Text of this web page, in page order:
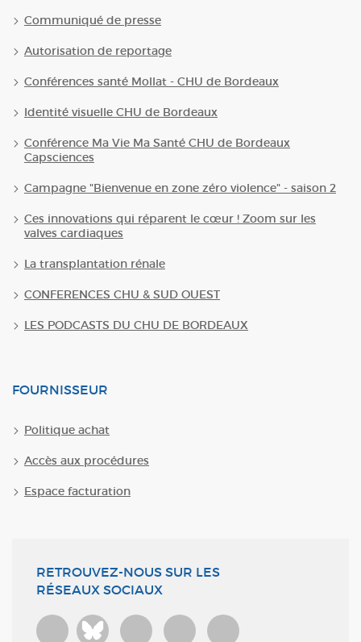
Communiqué de presse
Autorisation de reportage
Conférences santé Mollat - CHU de Bordeaux
Identité visuelle CHU de Bordeaux
Conférence Ma Vie Ma Santé CHU de Bordeaux
Capsciences
Campagne "Bienvenue en zone zéro violence" - saison 2
Ces innovations qui réparent le cœur ! Zoom sur les
valves cardiaques
La transplantation rénale
CONFERENCES CHU & SUD OUEST
LES PODCASTS DU CHU DE BORDEAUX
FOURNISSEUR
Politique achat
Accès aux procédures
Espace facturation
RETROUVEZ-NOUS SUR LES
RÉSEAUX SOCIAUX
Bluesky